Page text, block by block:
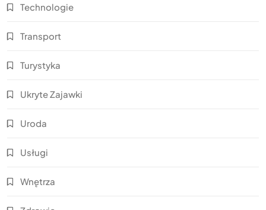
Technologie
Transport
Turystyka
Ukryte Zajawki
Uroda
Usługi
Wnętrza